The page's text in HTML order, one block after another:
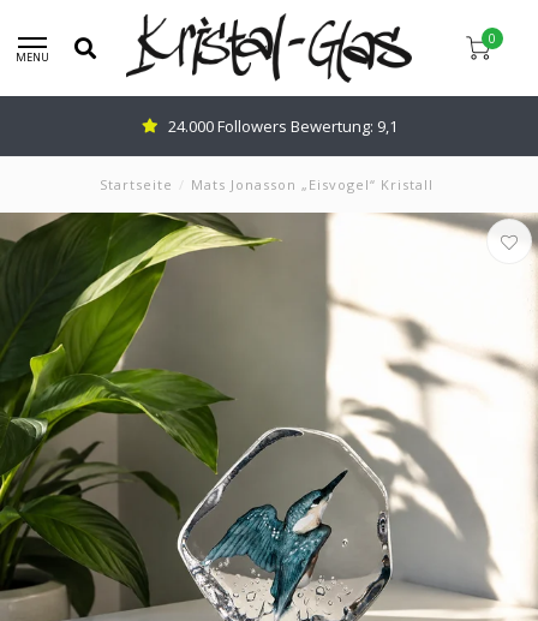
MENU
0
24.000 Followers Bewertung: 9,1
Startseite / Mats Jonasson „Eisvogel“ Kristall